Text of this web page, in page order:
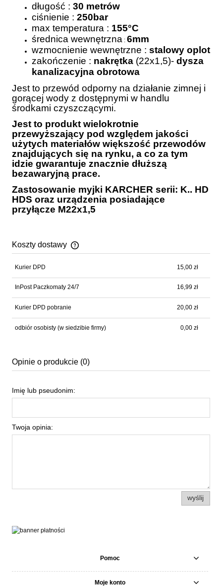
długość : 30 metrów
ciśnienie : 250bar
max temperatura : 155°C
średnica wewnętrzna : 6mm
wzmocnienie wewnętrzne : stalowy oplot
zakończenie : nakrętka (22x1,5)- dysza
kanalizacyjna obrotowa
Jest to przewód odporny na działanie zimnej i
gorącej wody z dostępnymi w handlu
środkami czyszczącymi.
Jest to produkt wielokrotnie
przewyższający pod względem jakości
użytych materiałów większość przewodów
znajdujących się na rynku, a co za tym
idzie gwarantuje znacznie dłuższą
bezawaryjną prace.
Zastosowanie myjki KARCHER serii: K.. HD
HDS oraz urządzenia posiadające
przyłącze M22x1,5
Koszty dostawy
Cena nie zawiera ewentualnych kosztów płatności
Kurier DPD 15,00 zł
InPost Paczkomaty 24/7 16,99 zł
Kurier DPD pobranie 20,00 zł
odbiór osobisty (w siedzibie firmy) 0,00 zł
Opinie o produkcie (0)
Imię lub pseudonim:
Twoja opinia:
wyślij
Pomoc
Moje konto